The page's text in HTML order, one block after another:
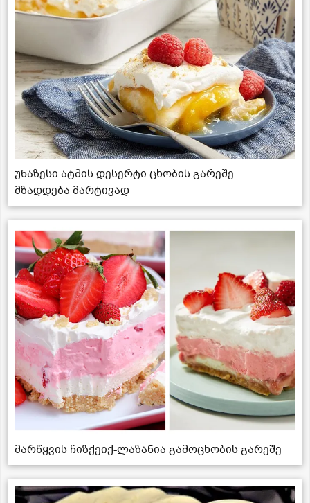
უნაზესი ატმის დესერტი ცხობის გარეშე -
მზადდება მარტივად
მარწყვის ჩიზქეიქ-ლაზანია გამოცხობის გარეშე